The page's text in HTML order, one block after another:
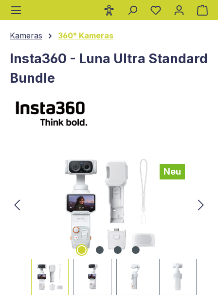
springen
Kameras 360° Kameras
Insta360 - Luna Ultra Standard
Bundle
Neu